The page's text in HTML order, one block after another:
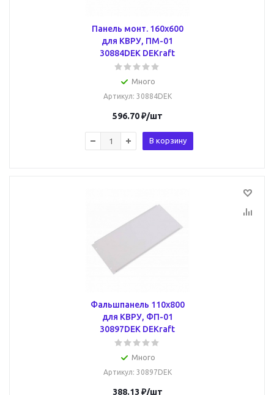
Панель монт. 160х600
для КВРУ, ПМ-01
30884DEK DEKraft
Много
Артикул: 30884DEK
596.70₽/шт
В корзину
Фальшпанель 110х800
для КВРУ, ФП-01
30897DEK DEKraft
Много
Артикул: 30897DEK
388.13 ₽/шт